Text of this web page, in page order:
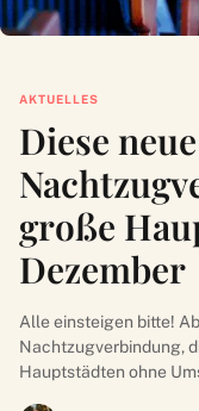
AKTUELLES
Diese neue
große
Dezember
Alle einsteigen bitte!
Nachtzugverbindung,
Hauptstädten ohne